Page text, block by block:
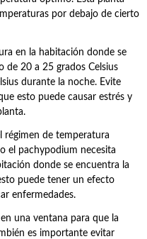
por debajo de cierto
en la habitación donde se
de 20 a 25 grados Celsius
durante la noche. Evite
esto puede causar estrés y
régimen de temperatura
el pachypodium necesita
donde se encuentra la
puede tener un efecto
enfermedades.
una ventana para que la
es importante evitar